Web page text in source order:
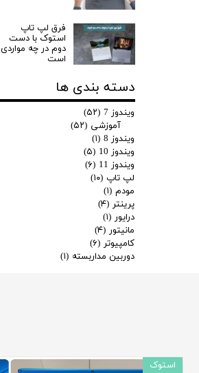
فرق لپ‌ تاپ
استوک با دست
دوم در چه مواردی
است
دسته بندی ها
ویندوز 7
(۵۲)
آموزشی (۵۲)
ویندوز 8
(۱)
ویندوز 10
(۵)
ویندوز 11
(۶)
لپ تاپ (۱۰)
مودم (۱)
پرینتر (۴)
درایور (۱)
مانیتور (۴)
کامپیوتر (۶)
دوربین مداربسته (۱)
استوک